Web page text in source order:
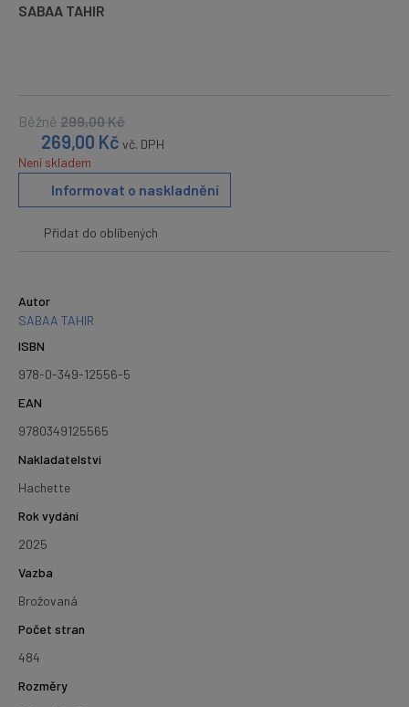
SABAA TAHIR
Běžně 299,00Kč
269,00 Kč vč. DPH
Není skladem
Informovat o naskladnění
Přidat do oblíbených
Autor
SABAA TAHIR
ISBN
978-0-349-12556-5
EAN
9780349125565
Nakladatelství
Hachette
Rok vydání
2025
Vazba
Brožovaná
Počet stran
484
Rozměry